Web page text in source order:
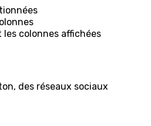
colonnes affichées
des réseaux sociaux